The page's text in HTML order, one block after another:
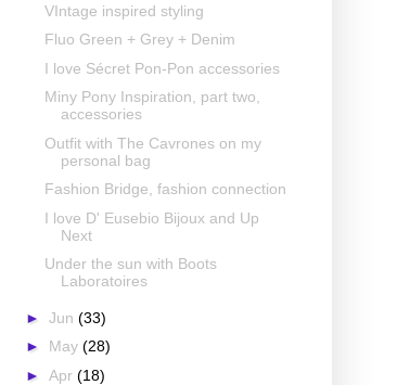
VIntage inspired styling
Fluo Green + Grey + Denim
I love Sécret Pon-Pon accessories
Miny Pony Inspiration, part two,
accessories
Outfit with The Cavrones on my
personal bag
Fashion Bridge, fashion connection
I love D' Eusebio Bijoux and Up
Next
Under the sun with Boots
Laboratoires
► Jun (33)
► May (28)
► Apr (18)